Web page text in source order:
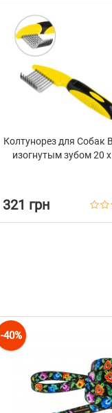
Колтунорез для Собак
изогнутым зубом 20
321 грн
-40%